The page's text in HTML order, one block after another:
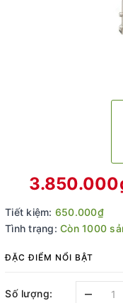
Tiết kiệm: 650.000₫
Tình trạng: Còn 1000
ĐẶC ĐIỂM NỔI BẬT
Số lượng: –